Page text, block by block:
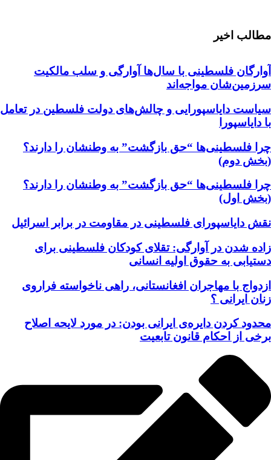
مطالب اخیر
آوارگان فلسطینی با سال‌ها آوارگی و سلب مالكيت
سرزمين‌شان مواجه‌اند
سیاست دایاسپورایی و چالش‌های دولت فلسطین در تعامل
با دایاسپورا
چرا فلسطینی‌ها “حق بازگشت” به وطنشان‌ را دارند؟
(بخش دوم)
چرا فلسطینی‌ها “حق بازگشت” به وطنشان‌ را دارند؟
(بخش اول)
نقش دایاسپورای فلسطینی در مقاومت در برابر اسرائیل
زاده شدن در آوارگی: تقلای کودکان فلسطینی برای
دستیابی به حقوق اولیه انسانی
ازدواج با مهاجران افغانستانی، راهی ناخواسته فراروی
زنان ایرانی ؟
محدود کردن دایره‌ی ایرانی بودن: در مورد لایحه اصلاح
برخی از احکام قانون تابعیت